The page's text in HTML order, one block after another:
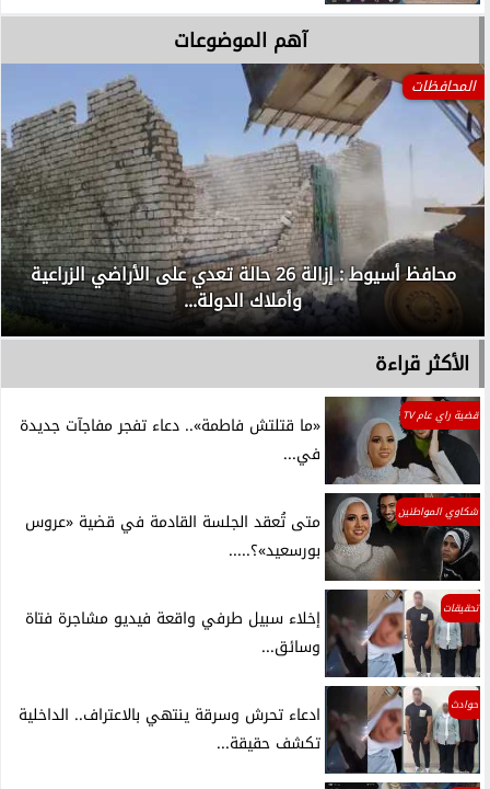
آهم الموضوعات
المحافظات
محافظ أسيوط : إزالة 26 حالة تعدي على الأراضي الزراعية
وأملاك الدولة...
الأكثر قراءة
قضية راي عام TV
«ما قتلتش فاطمة».. دعاء تفجر مفاجآت جديدة
في...
شكاوي المواطنين
متى تُعقد الجلسة القادمة في قضية «عروس
بورسعيد»؟.....
تحقيقات
إخلاء سبيل طرفي واقعة فيديو مشاجرة فتاة
وسائق...
حوادث
ادعاء تحرش وسرقة ينتهي بالاعتراف.. الداخلية
تكشف حقيقة...